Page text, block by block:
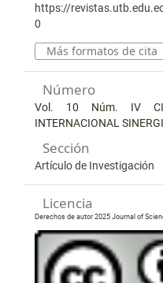
https://
0
Más formatos de cita
Número
Vol. 10 Núm. IV
INTERNACIONAL
Sección
Artículo de Investigación
Licencia
Derechos de autor 2025 Journal of